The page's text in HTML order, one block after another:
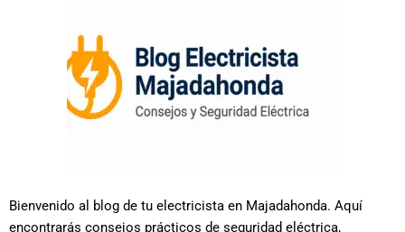
Bienvenido al blog de tu electricista en Majadahonda. Aquí
encontrarás consejos prácticos de seguridad eléctrica,